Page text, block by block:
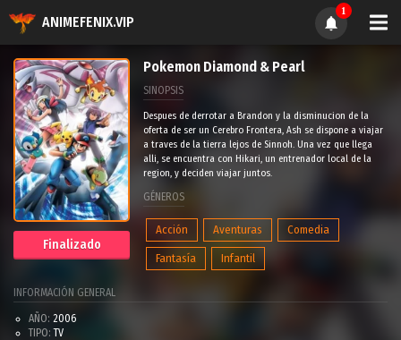
ANIMEFENIX.VIP
1
Finalizado
Pokemon Diamond & Pearl
SINOPSIS
Despues de derrotar a Brandon y la disminucion de la
oferta de ser un Cerebro Frontera, Ash se dispone a viajar
a traves de la tierra lejos de Sinnoh. Una vez que llega
alli, se encuentra con Hikari, un entrenador local de la
region, y deciden viajar juntos.
GÉNEROS
Acción Aventuras Comedia
Fantasía Infantil
INFORMACIÓN GENERAL
AÑO: 2006
TIPO: TV